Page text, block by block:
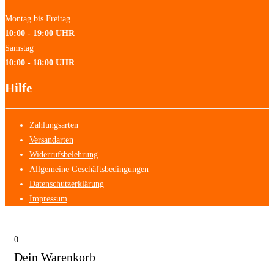
Montag bis Freitag
10:00 - 19:00 UHR
Samstag
10:00 - 18:00 UHR
Hilfe
Zahlungsarten
Versandarten
Widerrufsbelehrung
Allgemeine Geschäftsbedingungen
Datenschutzerklärung
Impressum
0
Dein Warenkorb